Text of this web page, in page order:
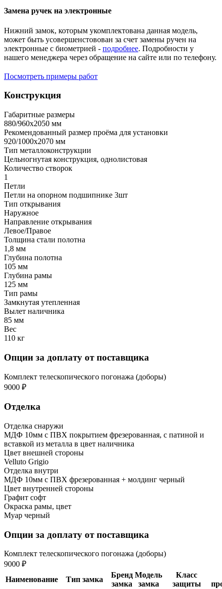
Замена ручек на электронные
Нижний замок, которым укомплектована данная модель,
может быть усовершенстовован за счет замены ручен на
электронные с биометрией - подробнее. Подробности у
нашего менеджера через обращение на сайте или по телефону.
Посмотреть примеры работ
Конструкция
Габаритные размеры
880/960х2050 мм
Рекомендованный размер проёма для установки
920/1000х2070 мм
Тип металлоконструкции
Цельногнутая конструкция, однолистовая
Количество створок
1
Петли
Петли на опорном подшипнике 3шт
Тип открывания
Наружное
Направление открывания
Левое/Правое
Толщина стали полотна
1,8 мм
Глубина полотна
105 мм
Глубина рамы
125 мм
Тип рамы
Замкнутая утепленная
Вылет наличника
85 мм
Вес
110 кг
Опции за доплату от поставщика
Комплект телескопического погонажа (доборы)
9000 ₽
Отделка
Отделка снаружи
МДФ 10мм с ПВХ покрытием фрезерованная, с патиной и
вставкой из металла в цвет наличника
Цвет внешней стороны
Velluto Grigio
Отделка внутри
МДФ 10мм с ПВХ фрезерованная + молдинг черный
Цвет внутренней стороны
Графит софт
Окраска рамы, цвет
Муар черный
Опции за доплату от поставщика
Комплект телескопического погонажа (доборы)
9000 ₽
Наименование
Тип замка
Бренд
замка
Модель
замка
Класс
защиты